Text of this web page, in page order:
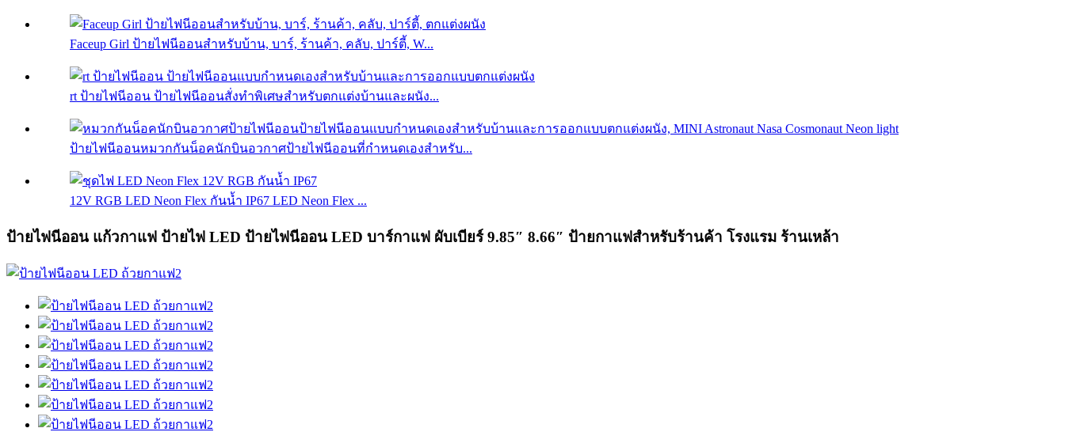
Faceup Girl ป้ายไฟนีออนสำหรับบ้าน, บาร์, ร้านค้า, คลับ, ปาร์ตี้, W...
rt ป้ายไฟนีออน ป้ายไฟนีออนสั่งทำพิเศษสำหรับตกแต่งบ้านและผนัง...
ป้ายไฟนีออนหมวกกันน็อคนักบินอวกาศป้ายไฟนีออนที่กำหนดเองสำหรับ...
12V RGB LED Neon Flex กันน้ำ IP67 LED Neon Flex ...
ป้ายไฟนีออน แก้วกาแฟ ป้ายไฟ LED ป้ายไฟนีออน LED บาร์กาแฟ ผับเบียร์ 9.85″ 8.66″ ป้ายกาแฟสำหรับร้านค้า โรงแรม ร้านเหล้า